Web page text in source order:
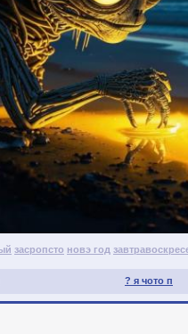
засропсто новэ год
? я чото п